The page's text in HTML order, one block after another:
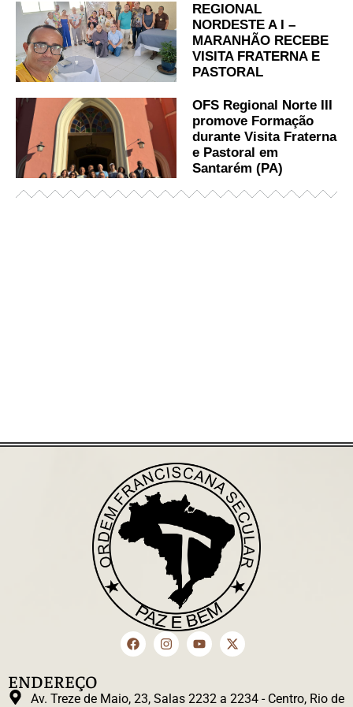
REGIONAL
NORDESTE A I –
MARANHÃO RECEBE
VISITA FRATERNA E
PASTORAL
OFS Regional Norte III
promove Formação
durante Visita Fraterna
e Pastoral em
Santarém (PA)
ENDEREÇO
Av. Treze de Maio, 23, Salas 2232 a 2234 - Centro, Rio de